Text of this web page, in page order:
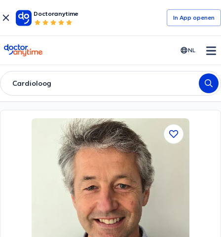
Doctoranytime
In App openen
doctoranytime NL
Cardioloog